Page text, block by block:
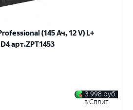
(145 Ач, 12 V) L+
арт.ZPT1453
3 998 руб.
в Сплит